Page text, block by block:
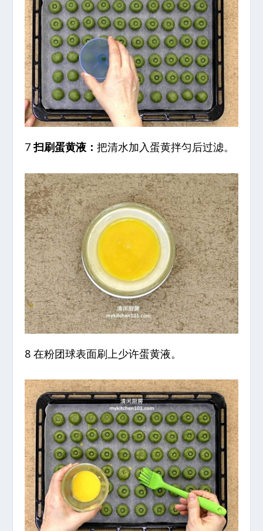
7扫刷蛋黄液：把清水加入蛋黄拌匀后过滤。
8 在粉团球表面刷上少许蛋黄液。